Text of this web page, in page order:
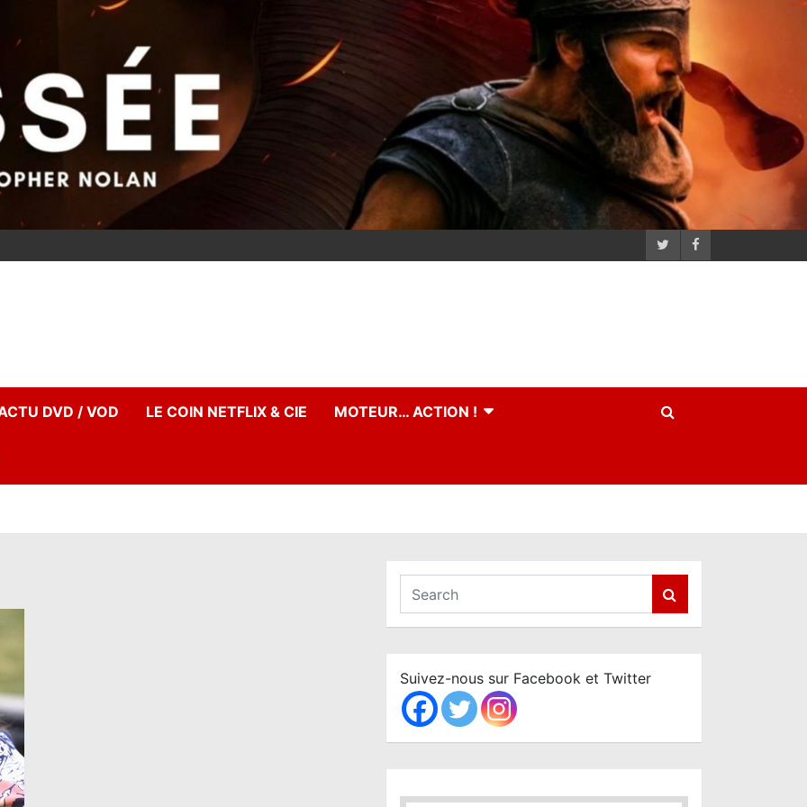
DVD / VOD LE COIN NETFLIX & CIE MOTEUR… ACTION !
a
c
h
Suivez-nous sur Facebook et Twitter